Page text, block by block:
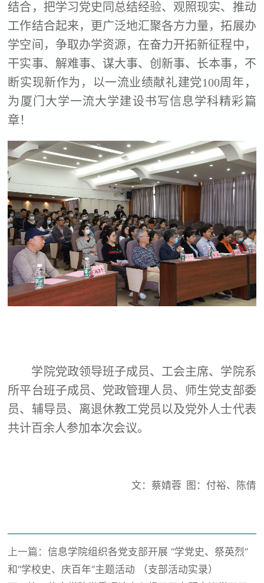
结合，把学习党史同总结经验、观照现实、推动
工作结合起来，更广泛地汇聚各方力量，拓展办
学空间，争取办学资源，在奋力开拓新征程中，
干实事、解难事、谋大事、创新事、长本事，不
断实现新作为，以一流业绩献礼建党100周年，
为厦门大学一流大学建设书写信息学科精彩篇
章！
学院党政领导班子成员、工会主席、学院系
所平台班子成员、党政管理人员、师生党支部委
员、辅导员、离退休教工党员以及党外人士代表
共计百余人参加本次会议。
文：蔡婧蓉 图：付裕、陈倩
上一篇：信息学院组织各党支部开展 “学党史、祭英烈”
和“学校史、庆百年”主题活动 （支部活动实录）